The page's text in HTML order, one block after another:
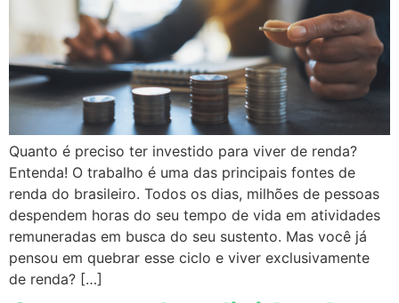
Quanto é preciso ter investido para viver de renda?
Entenda! O trabalho é uma das principais fontes de
renda do brasileiro. Todos os dias, milhões de pessoas
despendem horas do seu tempo de vida em atividades
remuneradas em busca do seu sustento. Mas você já
pensou em quebrar esse ciclo e viver exclusivamente
de renda? […]